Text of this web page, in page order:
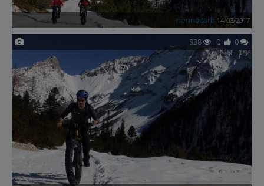
nonnocarb 14/03/2017
838 0 0